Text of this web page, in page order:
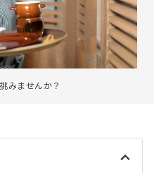
みませんか？